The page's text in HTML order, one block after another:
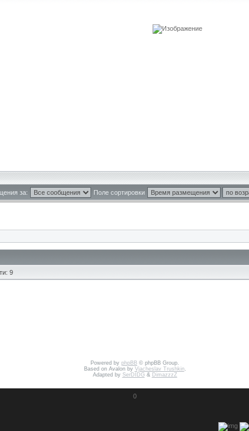
за: Поле сортировки
9
Powered by phpBB © phpBB Group.
Based on Avalon by Vjacheslav Trushkin.
Adapted by SerDIDG& DimazzzZ
0